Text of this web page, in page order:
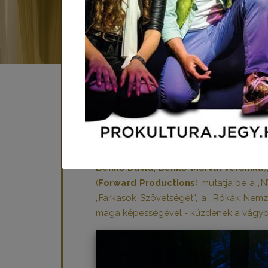
A Tesla alkotóinak új egész estés
Benkő Dávid, Benkő-Morvai Veronika
(Forward Productions) mutatja be a
„Farkasok Szövetségét”, a „Rókák
maga képességével - küzdenek a